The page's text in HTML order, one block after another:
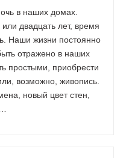
в наших домах.
двадцать лет, время
Наши жизни постоянно
отражено в наших
простыми, приобрести
возможно, живопись.
новый цвет стен,